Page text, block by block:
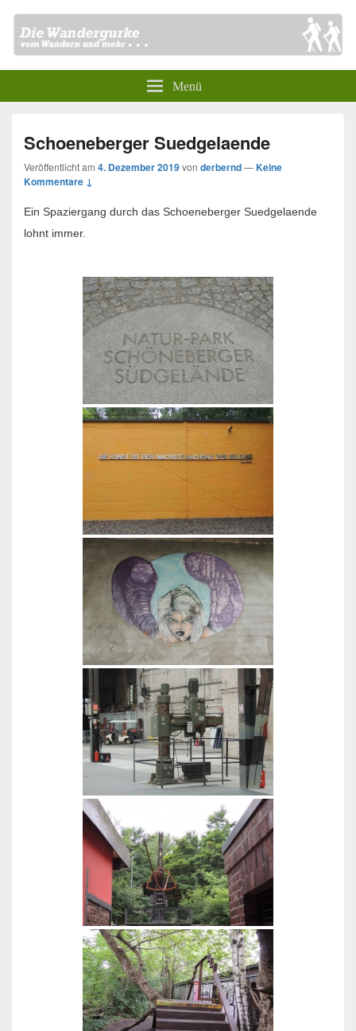
Menü
Schoeneberger Suedgelaende
Veröffentlicht am 4. Dezember 2019von derbernd—Keine
Kommentare ↓
Ein Spaziergang durch das Schoeneberger Suedgelaende
lohnt immer.